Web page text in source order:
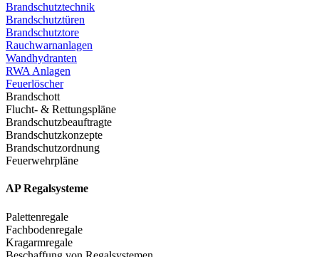
Brandschutztechnik
Brandschutztüren
Brandschutztore
Rauchwarnanlagen
Wandhydranten
RWA Anlagen
Feuerlöscher
Brandschott
Flucht- & Rettungspläne
Brandschutzbeauftragte
Brandschutzkonzepte
Brandschutzordnung
Feuerwehrpläne
AP Regalsysteme
Palettenregale
Fachbodenregale
Kragarmregale